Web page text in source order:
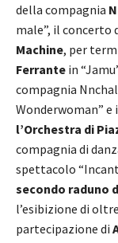
della compagnia
male”, il concerto
Machine, per
Ferrante in
compagnia
Wonderwoman” e
l’Orchestra di
compagnia di
spettacolo
secondo raduno
l’esibizione di
partecipazione di